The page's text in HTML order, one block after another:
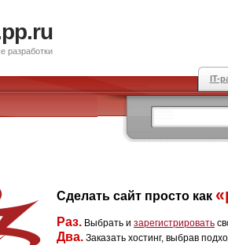
разработки
IT-
Сделать сайт просто как
Раз. Выбрать и зарегистрировать
Два. Заказать хостинг, выбрав